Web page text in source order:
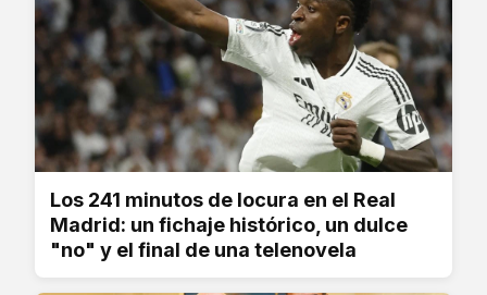
Los 241 minutos de locura en el Real
Madrid: un fichaje histórico, un dulce
"no" y el final de una telenovela